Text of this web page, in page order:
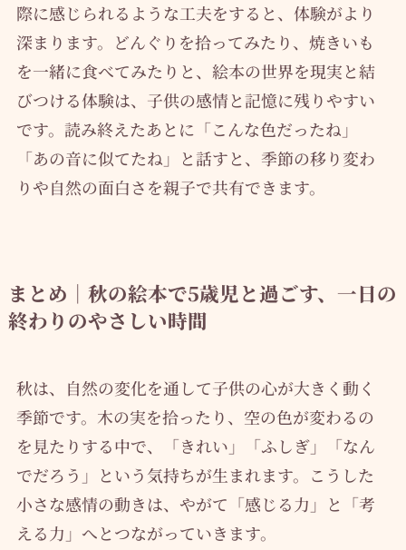
際に感じられるような工夫をすると、体験がより
深まります。どんぐりを拾ってみたり、焼きいも
を一緒に食べてみたりと、絵本の世界を現実と結
びつける体験は、子供の感情と記憶に残りやすい
です。読み終えたあとに「こんな色だったね」
「あの音に似てたね」と話すと、季節の移り変わ
りや自然の面白さを親子で共有できます。
まとめ｜秋の絵本で5歳児と過ごす、一日の
終わりのやさしい時間
秋は、自然の変化を通して子供の心が大きく動く
季節です。木の実を拾ったり、空の色が変わるの
を見たりする中で、「きれい」「ふしぎ」「なん
でだろう」という気持ちが生まれます。こうした
小さな感情の動きは、やがて「感じる力」と「考
える力」へとつながっていきます。